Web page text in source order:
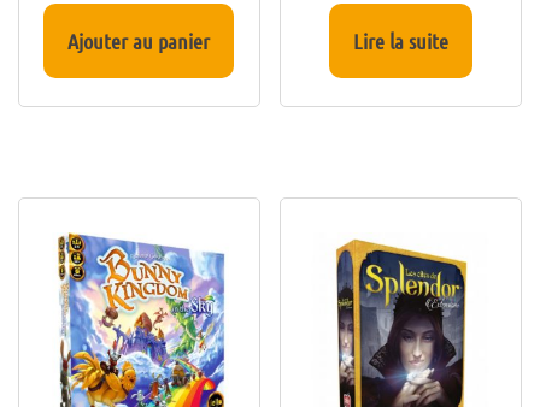
Ajouter au panier Lire la suite